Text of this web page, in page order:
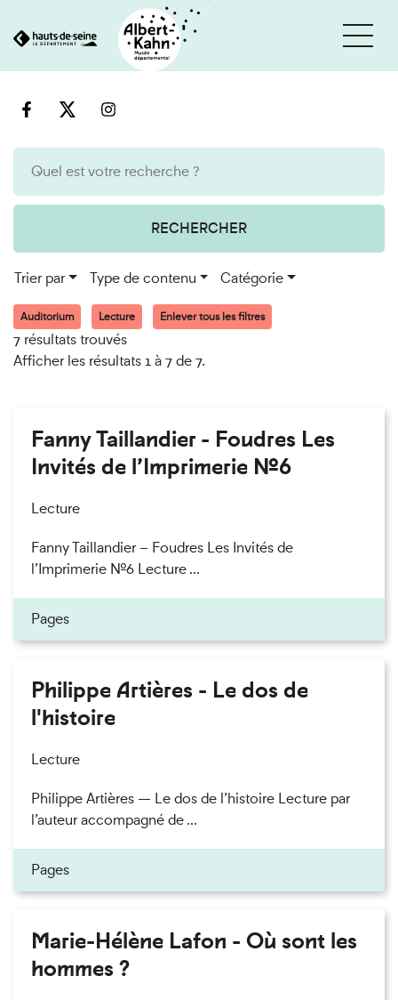
au
RECHERCHER
Trier par Type de contenu Catégorie
Auditorium Lecture Enlever tous les filtres
7 résultats trouvés
Afficher les résultats 1 à 7 de 7.
Fanny Taillandier - Foudres Les
Invités de l’Imprimerie n°6
Lecture
Fanny Taillandier – Foudres Les Invités de
l’Imprimerie n°6 Lecture ...
Pages
Philippe Artières - Le dos de
l'histoire
Lecture
Philippe Artières — Le dos de l’histoire Lecture par
l’auteur accompagné de ...
Pages
Marie-Hélène Lafon - Où sont les
hommes ?
Cookies et traceurs utilisés sur ce site